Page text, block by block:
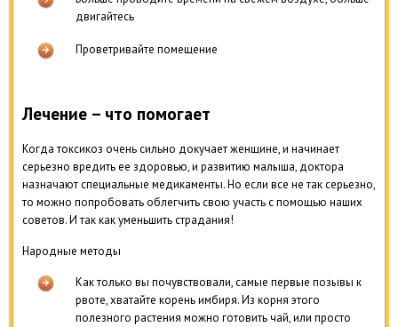
двигайтесь
Проветривайте помещение
Лечение – что помогает
Когда токсикоз очень сильно докучает женщине, и начинает
серьезно вредить ее здоровью, и развитию малыша, доктора
назначают специальные медикаменты. Но если все не так серьезно,
то можно попробовать облегчить свою участь с помощью наших
советов. И так как уменьшить страдания!
Народные методы
Как только вы почувствовали, самые первые позывы к
рвоте, хватайте корень имбиря. Из корня этого
полезного растения можно готовить чай, или просто